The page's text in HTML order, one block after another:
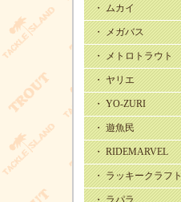
・ ムカイ
・ メガバス
・ メトロトラウト
・ ヤリエ
・ YO-ZURI
・ 遊魚民
・ RIDEMARVEL
・ ラッキークラフト
・ ラパラ